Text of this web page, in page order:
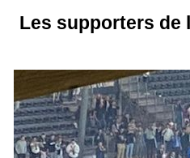
Les supporters de